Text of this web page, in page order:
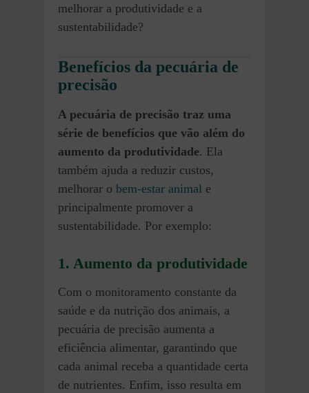
melhorar a produtividade e a
sustentabilidade?
Benefícios da pecuária de
precisão
A pecuária de precisão traz uma
série de benefícios que vão além do
aumento da produtividade. Ela
também ajuda a reduzir custos,
melhorar o bem-estar animal e
principalmente promover a
sustentabilidade. Por exemplo:
1. Aumento da produtividade
Com o monitoramento constante da
saúde e da nutrição dos animais, a
pecuária de precisão aumenta a
eficiência alimentar, garantindo que
cada animal receba a quantidade certa
de nutrientes. Enfim, isso resulta em